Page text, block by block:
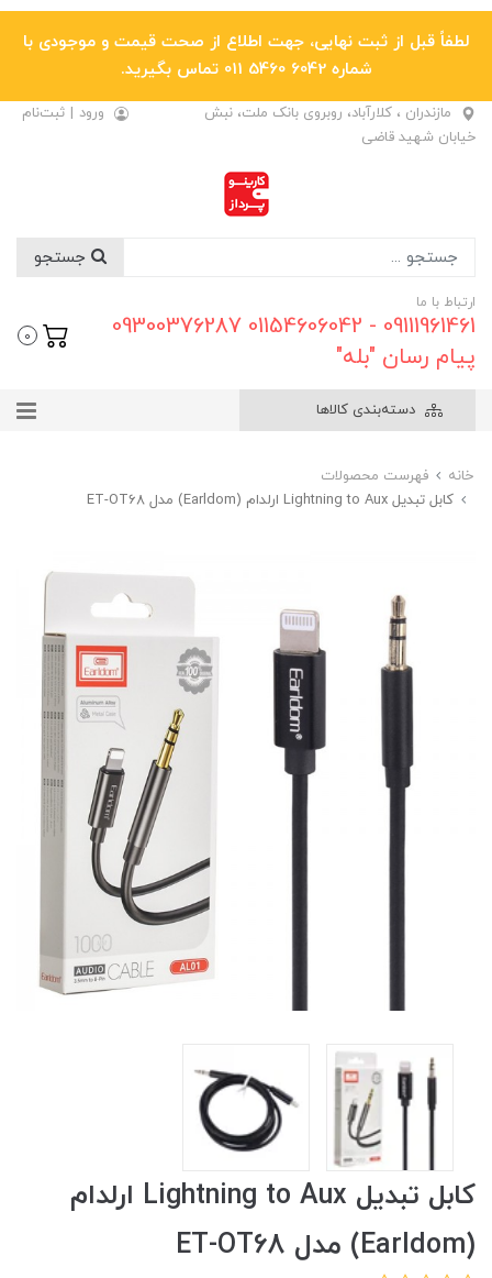
لطفاً قبل از ثبت نهایی، جهت اطلاع از صحت قیمت و موجودی با
شماره 6042 5460 011 تماس بگیرید.
مازندران ، کلارآباد، روبروی بانک ملت، نبش
خیابان شهید قاضی
ورود | ثبت‌نام
ارتباط با ما
09111961461 - 01154606042 09300376287
پیام رسان "بله"
0
دسته‌بندی کالاها
خانه
فهرست محصولات
کابل تبدیل Lightning to Aux ارلدام (Earldom) مدل ET-OT68
کابل تبدیل Lightning to Aux ارلدام
(Earldom) مدل ET-OT68